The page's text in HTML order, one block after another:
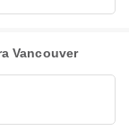
Vancouver